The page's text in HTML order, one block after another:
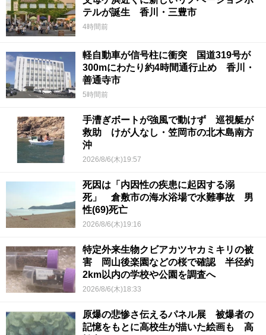
テルが誕生 香川・三豊市
4時間前
軽自動車が信号柱に衝突 国道319号が
300mにわたり約4時間通行止め 香川・
善通寺市
5時間前
手漕ぎボートが強風で動けず 巡視艇が
救助 けが人なし・笠岡市の北木島南方
沖
2026/8/6(木)19:57
死因は「内因性の疾患に起因する溺
死」 倉敷市の海水浴場で水難事故 男
性(69)死亡
2026/8/6(木)19:16
特定外来生物クビアカツヤカミキリの被
害 岡山後楽園などの桜で確認 半径約
2km以内の学校や公園を調査へ
2026/8/6(木)18:33
原爆の悲惨さ伝えるパネル展 被爆者の
記憶をもとに高校生が描いた絵画も 高